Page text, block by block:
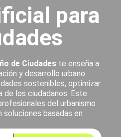
para
de Ciudades te enseña a
y desarrollo urbano.
sostenibles, optimizar
de los ciudadanos. Este
del urbanismo
soluciones basadas en